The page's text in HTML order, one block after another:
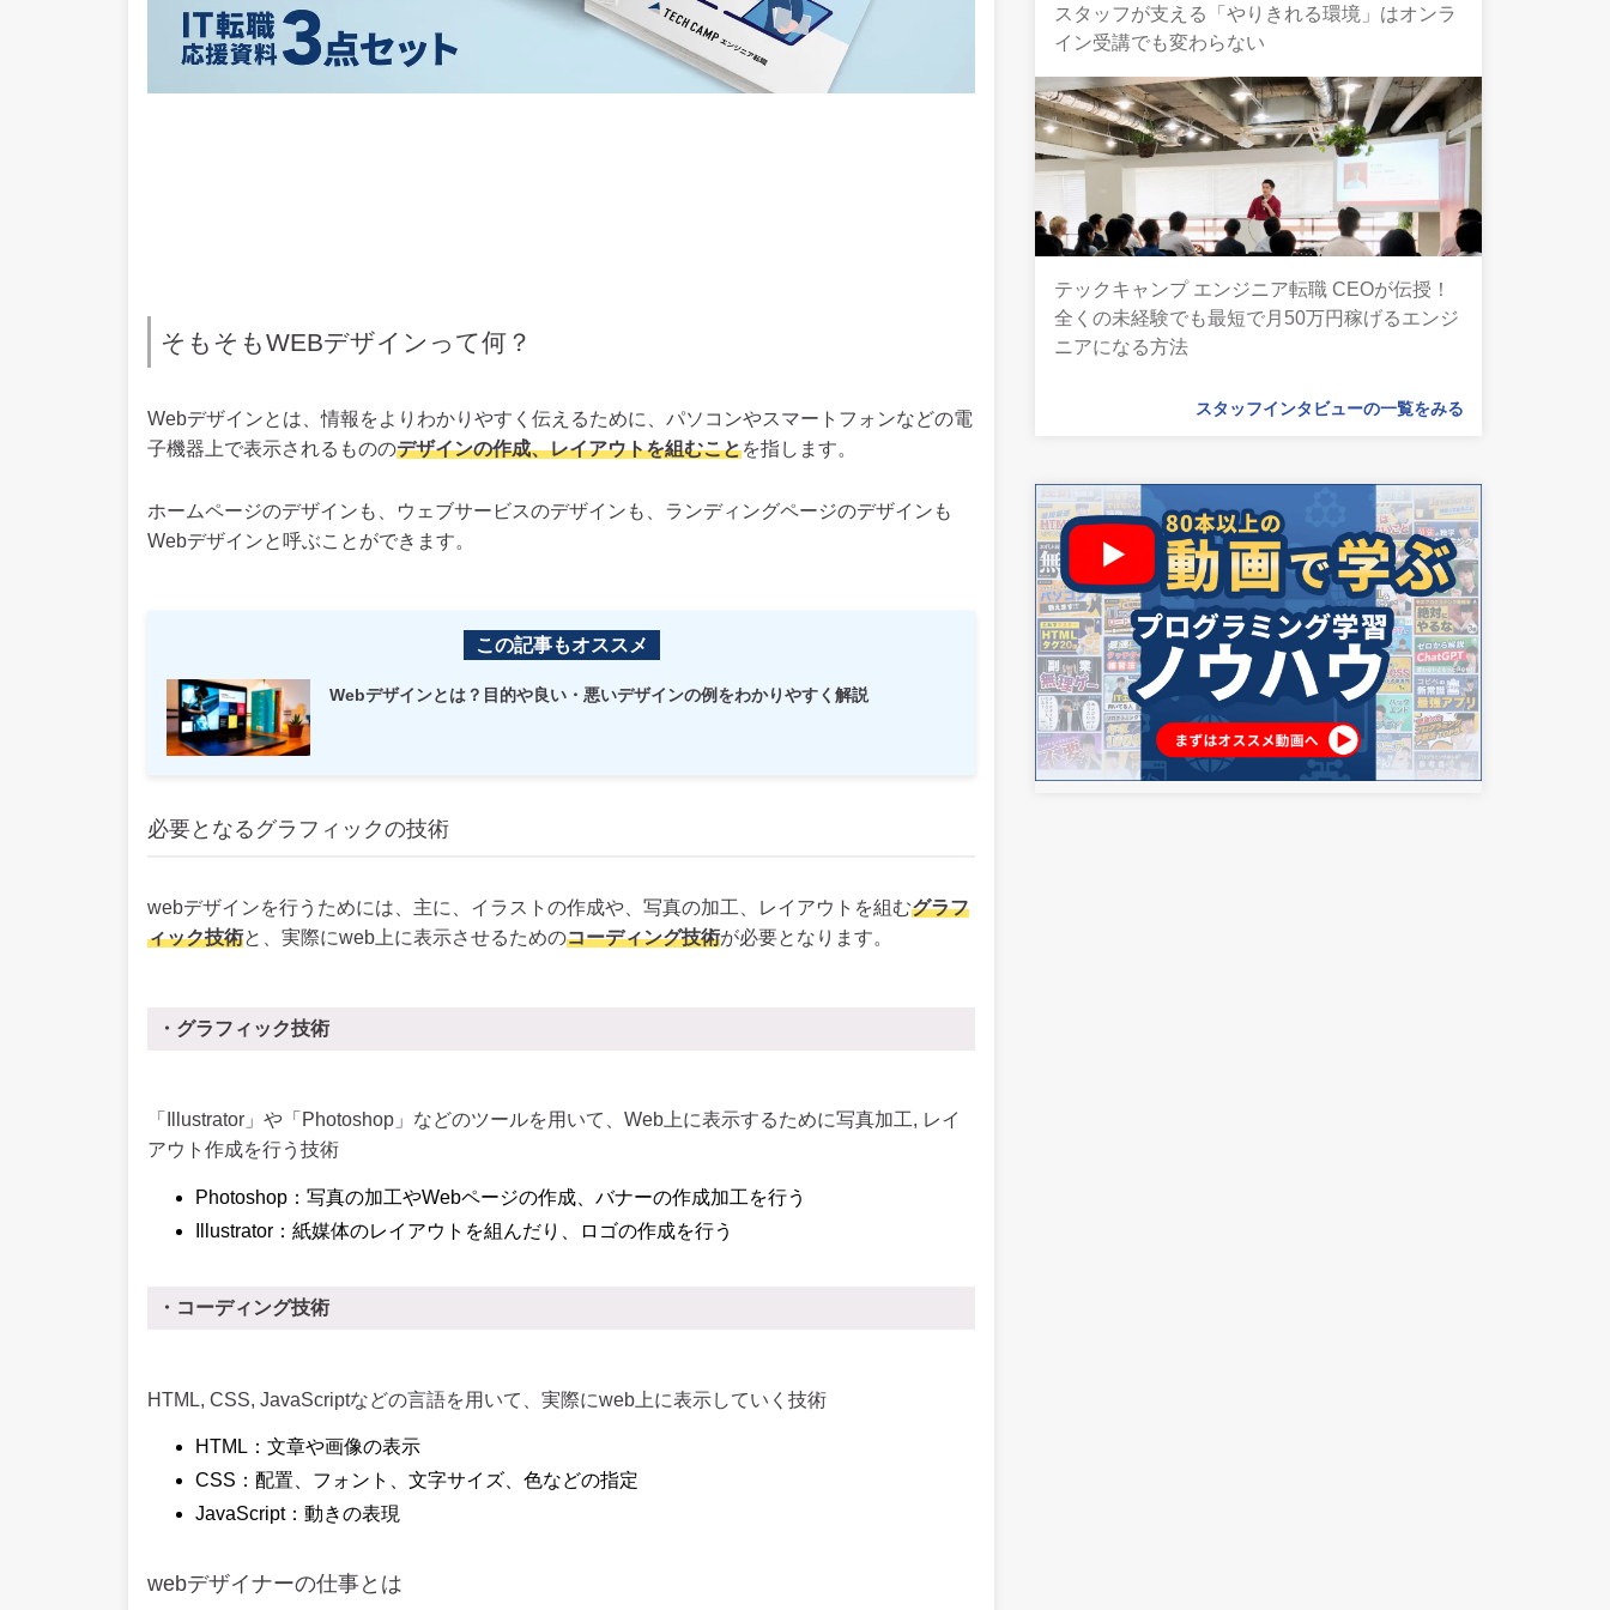
そもそもWEBデザインって何？
Webデザインとは、情報をよりわかりやすく伝えるために、パソコンやスマートフォンなどの電
子機器上で表示されるもののデザインの作成、レイアウトを組むことを指します。
ホームページのデザインも、ウェブサービスのデザインも、ランディングページのデザインも
Webデザインと呼ぶことができます。
この記事もオススメ
Webデザインとは？目的や良い・悪いデザインの例をわかりやすく解説
必要となるグラフィックの技術
webデザインを行うためには、主に、イラストの作成や、写真の加工、レイアウトを組むグラフ
ィック技術と、実際にweb上に表示させるためのコーディング技術が必要となります。
・グラフィック技術
「Illustrator」や「Photoshop」などのツールを用いて、Web上に表示するために写真加工, レイ
アウト作成を行う技術
Photoshop：写真の加工やWebページの作成、バナーの作成加工を行う
Illustrator：紙媒体のレイアウトを組んだり、ロゴの作成を行う
・コーディング技術
HTML, CSS, JavaScriptなどの言語を用いて、実際にweb上に表示していく技術
HTML：文章や画像の表示
CSS：配置、フォント、文字サイズ、色などの指定
JavaScript：動きの表現
webデザイナーの仕事とは
スタッフが支える「やりきれる環境」はオンラ
イン受講でも変わらない
テックキャンプ エンジニア転職 CEOが伝授！
全くの未経験でも最短で月50万円稼げるエンジ
ニアになる方法
スタッフインタビューの一覧をみる